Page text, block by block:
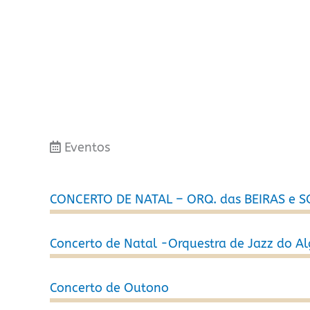
Eventos
CONCERTO DE NATAL – ORQ. das BEIRAS e
Concerto de Natal -Orquestra de Jazz do
Concerto de Outono